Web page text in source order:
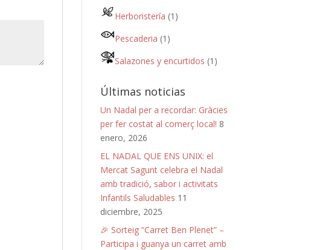
Herboristería (1)
Pescaderia (1)
Salazones y encurtidos (1)
Últimas noticias
Un Nadal per a recordar: Gràcies
per fer costat al comerç local! 8
enero, 2026
EL NADAL QUE ENS UNIX: el
Mercat Sagunt celebra el Nadal
amb tradició, sabor i activitats
Infantils Saludables 11
diciembre, 2025
🎉 Sorteig “Carret Ben Plenet” –
Participa i guanya un carret amb